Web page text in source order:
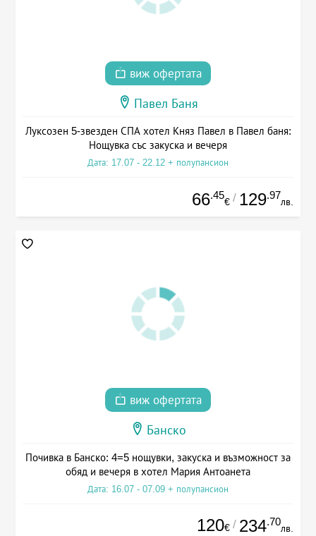
виж офертата
Павел Баня
Луксозен 5-звезден СПА хотел Княз Павел в Павел баня:
Нощувка със закуска и вечеря
Дата: 17.07 - 22.12 + полупансион
66.45
€ / 129.97
лв.
виж офертата
Банско
Почивка в Банско: 4=5 нощувки, закуска и възможност за
обяд и вечеря в хотел Мария Антоанета
Дата: 16.07 - 07.09 + полупансион
120€ / 234.70
лв.